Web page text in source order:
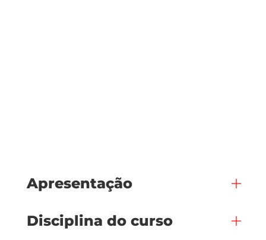
Apresentação
Disciplina do curso